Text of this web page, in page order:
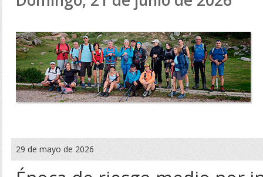
29 de mayo de 2026